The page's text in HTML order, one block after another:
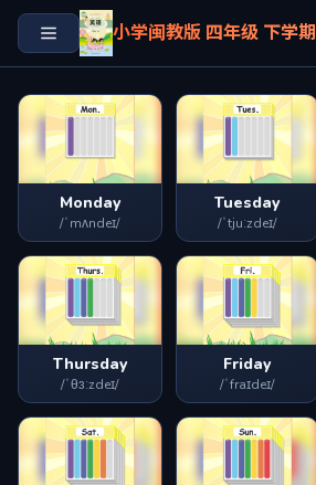
小学闽教版 四年级 下学期
Monday
/ˈmʌndeɪ/
Tuesday
/ˈtjuːzdeɪ/
Thursday
/ˈθɜːzdeɪ/
Friday
/ˈfraɪdeɪ/